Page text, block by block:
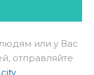
или у Вас
отправляйте